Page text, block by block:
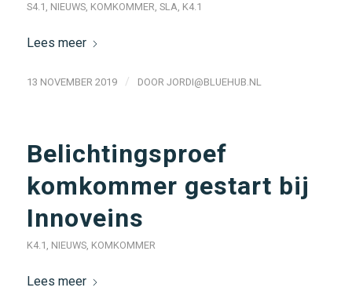
S4.1 , NIEUWS, KOMKOMMER, SLA, K4.1
Lees meer
13 NOVEMBER 2019 / DOOR JORDI@BLUEHUB.NL
Belichtingsproef
komkommer gestart bij
Innoveins
K4.1 , NIEUWS, KOMKOMMER
Lees meer